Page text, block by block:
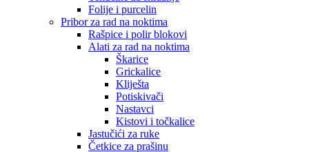
Folije i purcelin
Pribor za rad na noktima
Rašpice i polir blokovi
Alati za rad na noktima
Škarice
Grickalice
Kliješta
Potiskivači
Nastavci
Kistovi i točkalice
Jastučići za ruke
Četkice za prašinu